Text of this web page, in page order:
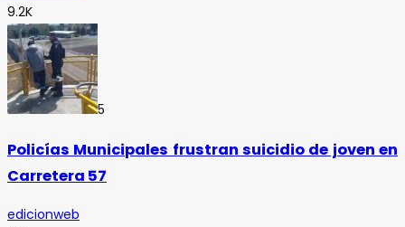
9.2K
5
Policías Municipales frustran suicidio de joven en
Carretera 57
edicionweb